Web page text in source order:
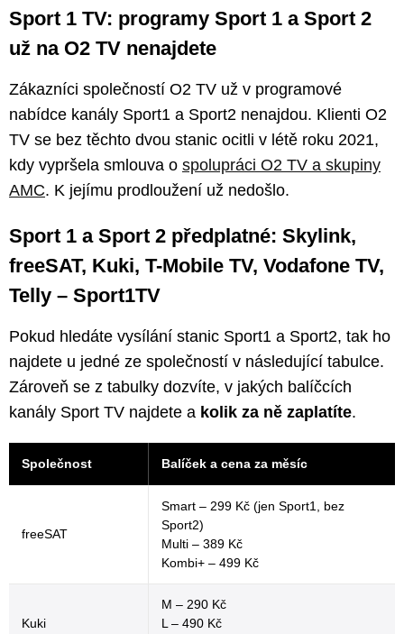
Sport 1 TV: programy Sport 1 a Sport 2
už na O2 TV nenajdete
Zákazníci společností O2 TV už v programové
nabídce kanály Sport1 a Sport2 nenajdou. Klienti O2
TV se bez těchto dvou stanic ocitli v létě roku 2021,
kdy vypršela smlouva o spolupráci O2 TV a skupiny
AMC. K jejímu prodloužení už nedošlo.
Sport 1 a Sport 2 předplatné: Skylink,
freeSAT, Kuki, T-Mobile TV, Vodafone TV,
Telly – Sport1TV
Pokud hledáte vysílání stanic Sport1 a Sport2, tak ho
najdete u jedné ze společností v následující tabulce.
Zároveň se z tabulky dozvíte, v jakých balíčcích
kanály Sport TV najdete a kolik za ně zaplatíte.
Společnost Balíček a cena za měsíc
freeSAT
Smart – 299 Kč (jen Sport1, bez
Sport2)
Multi – 389 Kč
Kombi+ – 499 Kč
Kuki
M – 290 Kč
L – 490 Kč